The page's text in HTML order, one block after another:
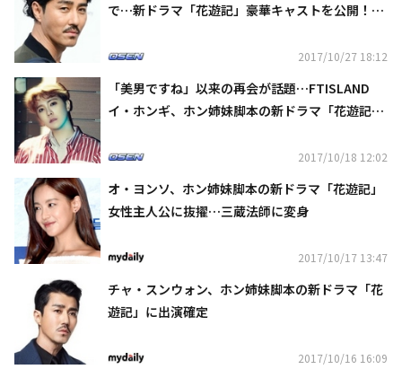
で…新ドラマ「花遊記」豪華キャストを公開！O
2017/10/27 18:12
「美男ですね」以来の再会が話題…FTISLAND
イ・ホンギ、ホン姉妹脚本の新ドラマ「花遊記」
2017/10/18 12:02
オ・ヨンソ、ホン姉妹脚本の新ドラマ「花遊記」
女性主人公に抜擢…三蔵法師に変身
2017/10/17 13:47
チャ・スンウォン、ホン姉妹脚本の新ドラマ「花
遊記」に出演確定
2017/10/16 16:09